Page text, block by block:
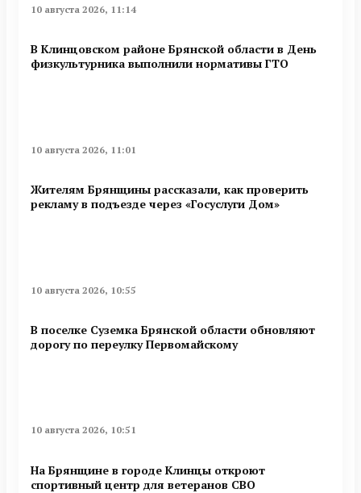
10 августа 2026, 11:14
В Клинцовском районе Брянской области в День
физкультурника выполнили нормативы ГТО
10 августа 2026, 11:01
Жителям Брянщины рассказали, как проверить
рекламу в подъезде через «Госуслуги Дом»
10 августа 2026, 10:55
В поселке Суземка Брянской области обновляют
дорогу по переулку Первомайскому
10 августа 2026, 10:51
На Брянщине в городе Клинцы откроют
спортивный центр для ветеранов СВО